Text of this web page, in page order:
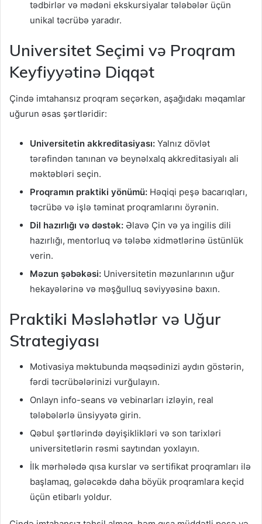
tədbirlər və mədəni ekskursiyalar tələbələr üçün
unikal təcrübə yaradır.
Universitet Seçimi və Proqram
Keyfiyyətinə Diqqət
Çində imtahansız proqram seçərkən, aşağıdakı məqamlar
uğurun əsas şərtləridir:
Universitetin akkreditasiyası: Yalnız dövlət
tərəfindən tanınan və beynəlxalq akkreditasiyalı ali
məktəbləri seçin.
Proqramın praktiki yönümü: Həqiqi peşə bacarıqları,
təcrübə və işlə təminat proqramlarını öyrənin.
Dil hazırlığı və dəstək: Əlavə Çin və ya ingilis dili
hazırlığı, mentorluq və tələbə xidmətlərinə üstünlük
verin.
Məzun şəbəkəsi: Universitetin məzunlarının uğur
hekayələrinə və məşğulluq səviyyəsinə baxın.
Praktiki Məsləhətlər və Uğur
Strategiyası
Motivasiya məktubunda məqsədinizi aydın göstərin,
fərdi təcrübələrinizi vurğulayın.
Onlayn info-seans və vebinarları izləyin, real
tələbələrlə ünsiyyətə girin.
Qəbul şərtlərində dəyişiklikləri və son tarixləri
universitetlərin rəsmi saytından yoxlayın.
İlk mərhələdə qısa kurslar və sertifikat proqramları ilə
başlamaq, gələcəkdə daha böyük proqramlara keçid
üçün etibarlı yoldur.